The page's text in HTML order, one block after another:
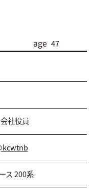
age 47
社役員
ス 200系